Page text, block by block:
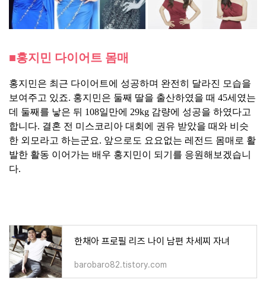
■홍지민 다이어트 몸매
홍지민은 최근 다이어트에 성공하며 완전히 달라진 모습을
보여주고 있죠. 홍지민은 둘째 딸을 출산하였을 때 45세였는
데 둘째를 낳은 뒤 108일만에 29kg 감량에 성공을 하였다고
합니다. 결혼 전 미스코리아 대회에 권유 받았을 때와 비슷
한 외모라고 하는군요. 앞으로도 요요없는 레전드 몸매로 활
발한 활동 이어가는 배우 홍지민이 되기를 응원해보겠습니
다.
한채아 프로필 리즈 나이 남편 차세찌 자녀
barobaro82.tistory.com